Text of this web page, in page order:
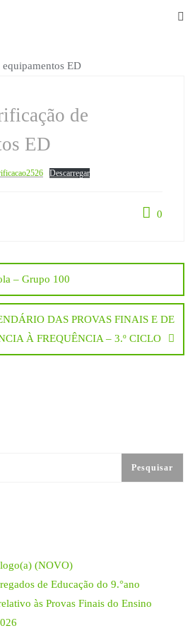
de
ED
Descarregar
0
– Grupo 100
DAS PROVAS FINAIS E DE
À FREQUÊNCIA – 3.º CICLO
Pesquisar
(NOVO)
de Educação do 9.°ano
às Provas Finais do Ensino